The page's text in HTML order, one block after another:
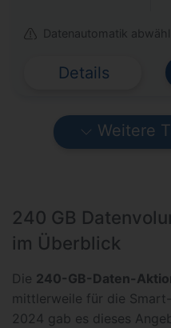
Datenautomatik
Details
Weitere
240 GB
im Überblick
Die 240-GB-Daten-
mittlerweile für die
2024 gab es dieses